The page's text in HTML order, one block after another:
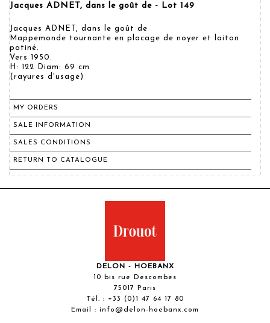
Jacques ADNET, dans le goût de - Lot 149
Jacques ADNET, dans le goût de
Mappemonde tournante en placage de noyer et laiton
patiné.
Vers 1950.
H: 122 Diam: 69 cm
(rayures d'usage)
MY ORDERS
SALE INFORMATION
SALES CONDITIONS
RETURN TO CATALOGUE
DELON - HOEBANX
10 bis rue Descombes
75017 Paris
Tél. : +33 (0)1 47 64 17 80
Email : info@delon-hoebanx.com